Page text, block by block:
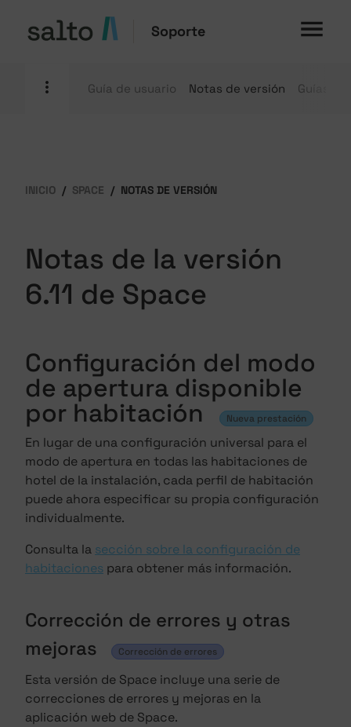
Soporte
Guía de usuario Notas de versión Guías
INICIO SPACE NOTAS DE VERSIÓN
Notas de la versión
6.11 de Space
Configuración del modo
de apertura disponible
por habitación
Nueva prestación
En lugar de una configuración universal para el
modo de apertura en todas las habitaciones de
hotel de la instalación, cada perfil de habitación
puede ahora especificar su propia configuración
individualmente.
Consulta la sección sobre la configuración de
habitaciones para obtener más información.
Corrección de errores y otras
mejoras
Corrección de errores
Esta versión de Space incluye una serie de
correcciones de errores y mejoras en la
aplicación web de Space.